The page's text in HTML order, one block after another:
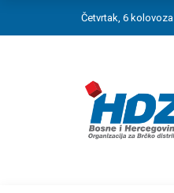
Četvrtak, 6 kolovoza